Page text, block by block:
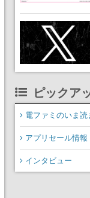
ピックア
電ファミのいま
アプリセール情報
インタビュー